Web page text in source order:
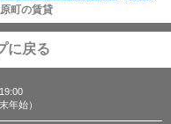
町の賃貸
に戻る
年始）